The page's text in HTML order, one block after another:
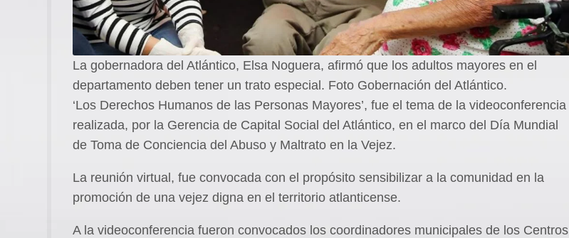
La gobernadora del Atlántico, Elsa Noguera, afirmó que los adultos mayores en el
departamento deben tener un trato especial. Foto Gobernación del Atlántico.
‘Los Derechos Humanos de las Personas Mayores’, fue el tema de la videoconferencia
realizada, por la Gerencia de Capital Social del Atlántico, en el marco del Día Mundial
de Toma de Conciencia del Abuso y Maltrato en la Vejez.
La reunión virtual, fue convocada con el propósito sensibilizar a la comunidad en la
promoción de una vejez digna en el territorio atlanticense.
A la videoconferencia fueron convocados los coordinadores municipales de los Centros